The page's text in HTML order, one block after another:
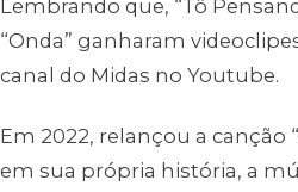
Lembrando que, “Tô
“Onda” ganharam
canal do Midas no Youtube.
Em 2022, relançou a canção
em sua própria história, a